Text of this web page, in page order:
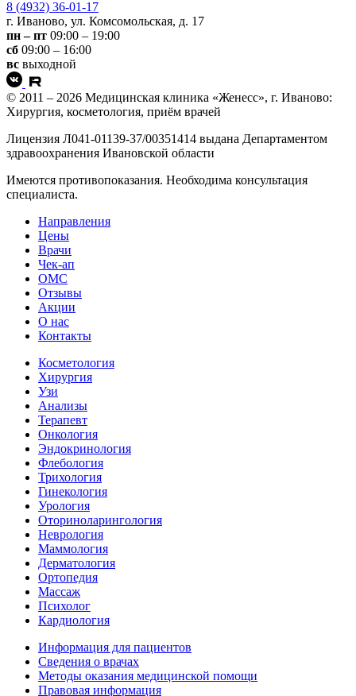
8 (4932) 36-01-17
г. Иваново, ул. Комсомольская, д. 17
пн – пт 09:00 – 19:00
сб 09:00 – 16:00
вс выходной
© 2011 – 2026 Медицинская клиника «Женесс», г. Иваново:
Хирургия, косметология, приём врачей
Лицензия Л041-01139-37/00351414 выдана Департаментом
здравоохранения Ивановской области
Имеются противопоказания. Необходима консультация
специалиста.
Направления
Цены
Врачи
Чек-ап
ОМС
Отзывы
Акции
О нас
Контакты
Косметология
Хирургия
Узи
Анализы
Терапевт
Онкология
Эндокринология
Флебология
Трихология
Гинекология
Урология
Оториноларингология
Неврология
Маммология
Дерматология
Ортопедия
Массаж
Психолог
Кардиология
Информация для пациентов
Сведения о врачах
Методы оказания медицинской помощи
Правовая информация